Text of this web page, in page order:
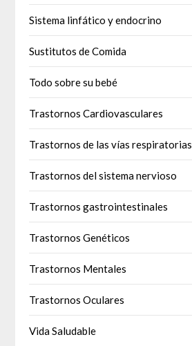
Sistema linfático y endocrino
Sustitutos de Comida
Todo sobre su bebé
Trastornos Cardiovasculares
Trastornos de las vías respiratorias
Trastornos del sistema nervioso
Trastornos gastrointestinales
Trastornos Genéticos
Trastornos Mentales
Trastornos Oculares
Vida Saludable